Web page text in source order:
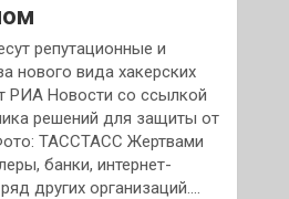
репутационные и
нового вида хакерских
РИА Новости со ссылкой
решений для защиты от
ТАССТАСС Жертвами
банки, интернет-
других организаций.…